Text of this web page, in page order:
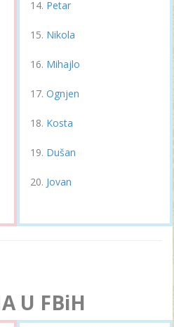
Petar
Nikola
Mihajlo
Ognjen
Kosta
Dušan
Jovan
U FBiH